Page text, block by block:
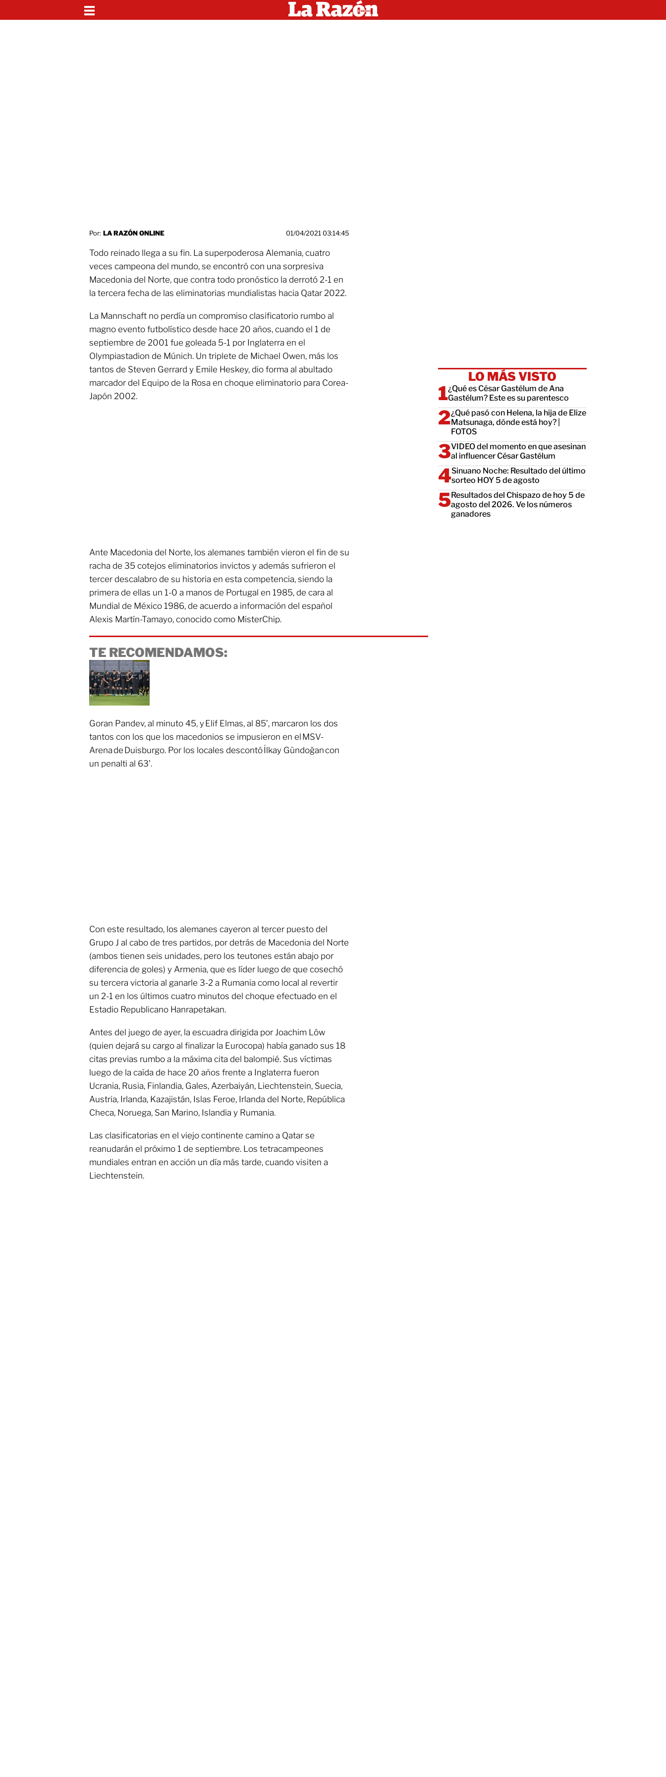
Por: LA RAZÓN ONLINE 01/04/2021 03:14:45
Todo reinado llega a su fin. La superpoderosa Alemania, cuatro
veces campeona del mundo, se encontró con una sorpresiva
Macedonia del Norte, que contra todo pronóstico la derrotó 2-1 en
la tercera fecha de las eliminatorias mundialistas hacia Qatar 2022.
La Mannschaft no perdía un compromiso clasificatorio rumbo al
magno evento futbolístico desde hace 20 años, cuando el 1 de
septiembre de 2001 fue goleada 5-1 por Inglaterra en el
Olympiastadion de Múnich. Un triplete de Michael Owen, más los
tantos de Steven Gerrard y Emile Heskey, dio forma al abultado
marcador del Equipo de la Rosa en choque eliminatorio para Corea-
Japón 2002.
Ante Macedonia del Norte, los alemanes también vieron el fin de su
racha de 35 cotejos eliminatorios invictos y además sufrieron el
tercer descalabro de su historia en esta competencia, siendo la
primera de ellas un 1-0 a manos de Portugal en 1985, de cara al
Mundial de México 1986, de acuerdo a información del español
Alexis Martín-Tamayo, conocido como MisterChip.
TE RECOMENDAMOS:
Goran Pandev, al minuto 45, y Elif Elmas, al 85’, marcaron los dos
tantos con los que los macedonios se impusieron en el MSV-
Arena de Duisburgo. Por los locales descontó İlkay Gündoğan con
un penalti al 63’.
Con este resultado, los alemanes cayeron al tercer puesto del
Grupo J al cabo de tres partidos, por detrás de Macedonia del Norte
(ambos tienen seis unidades, pero los teutones están abajo por
diferencia de goles) y Armenia, que es líder luego de que cosechó
su tercera victoria al ganarle 3-2 a Rumania como local al revertir
un 2-1 en los últimos cuatro minutos del choque efectuado en el
Estadio Republicano Hanrapetakan.
Antes del juego de ayer, la escuadra dirigida por Joachim Löw
(quien dejará su cargo al finalizar la Eurocopa) había ganado sus 18
citas previas rumbo a la máxima cita del balompié. Sus víctimas
luego de la caída de hace 20 años frente a Inglaterra fueron
Ucrania, Rusia, Finlandia, Gales, Azerbaiyán, Liechtenstein, Suecia,
Austria, Irlanda, Kazajistán, Islas Feroe, Irlanda del Norte, República
Checa, Noruega, San Marino, Islandia y Rumania.
Las clasificatorias en el viejo continente camino a Qatar se
reanudarán el próximo 1 de septiembre. Los tetracampeones
mundiales entran en acción un día más tarde, cuando visiten a
Liechtenstein.
LO MÁS VISTO
¿Qué es César Gastélum de Ana
Gastélum? Este es su parentesco
¿Qué pasó con Helena, la hija de Elize
Matsunaga, dónde está hoy? |
FOTOS
VIDEO del momento en que asesinan
al influencer César Gastélum
Sinuano Noche: Resultado del último
sorteo HOY 5 de agosto
Resultados del Chispazo de hoy 5 de
agosto del 2026. Ve los números
ganadores